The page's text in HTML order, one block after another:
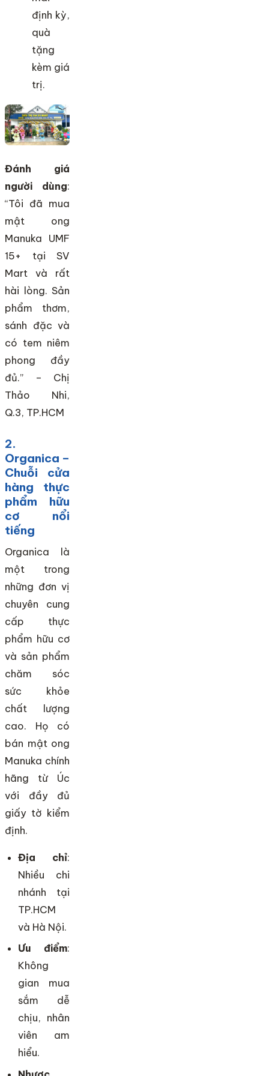
định kỳ,
quà
tặng
kèm giá
trị.
Đánh giá
người dùng:
“Tôi đã mua
mật ong
Manuka UMF
15+ tại SV
Mart và rất
hài lòng. Sản
phẩm thơm,
sánh đặc và
có tem niêm
phong đầy
đủ.” – Chị
Thảo Nhi,
Q.3, TP.HCM
2.
Organica –
Chuỗi cửa
hàng thực
phẩm hữu
cơ nổi
tiếng
Organica là
một trong
những đơn vị
chuyên cung
cấp thực
phẩm hữu cơ
và sản phẩm
chăm sóc
sức khỏe
chất lượng
cao. Họ có
bán mật ong
Manuka chính
hãng từ Úc
với đầy đủ
giấy tờ kiểm
định.
Địa chỉ:
Nhiều chi
nhánh tại
TP.HCM
và Hà Nội.
Ưu điểm:
Không
gian mua
sắm dễ
chịu, nhân
viên am
hiểu.